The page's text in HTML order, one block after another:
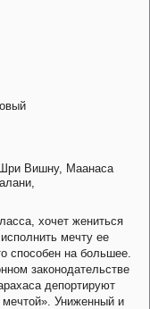
Шри Вишну, Маанаса
хочет жениться
мечту ее
способен на большее.
законодательстве
депортируют
мечтой». Униженный и